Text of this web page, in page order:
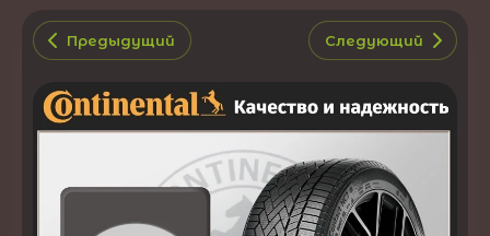
Предыдущий Следующий